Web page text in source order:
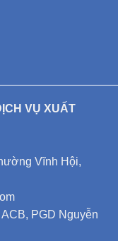
VỤ XUẤT
Vĩnh Hội,
PGD Nguyễn